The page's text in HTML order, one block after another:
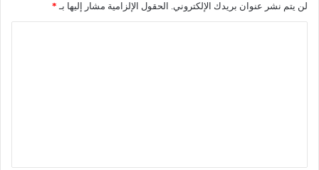
لن يتم نشر عنوان بريدك الإلكتروني. الحقول الإلزامية مشار إليها بـ *